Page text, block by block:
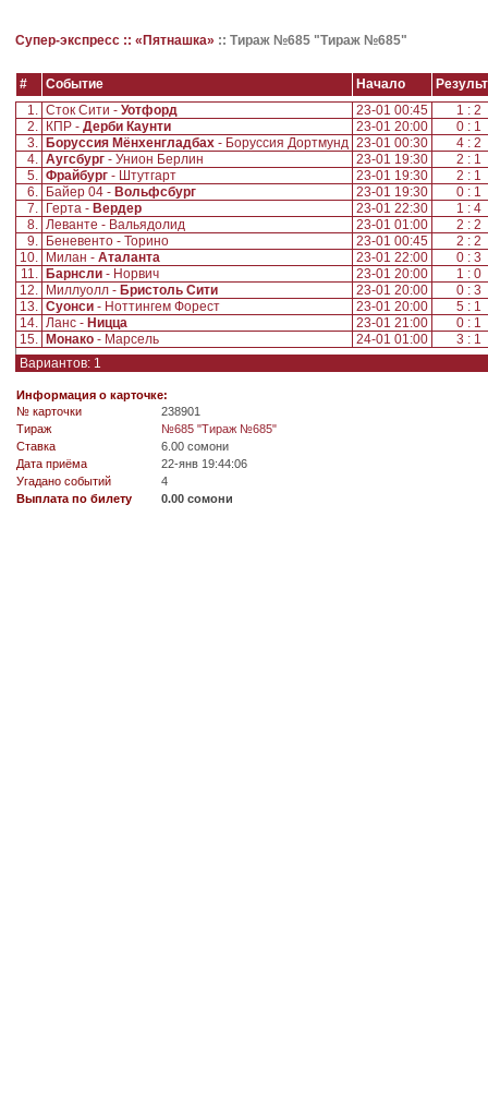
Супер-экспресс :: «Пятнашка» :: Тираж №685 "Тираж №685"
# Событие Начало
1. Сток Сити - Уотфорд 23-01 00:45
1 : 2
2.
КПР - Дерби Каунти 23-01 20:00
0 : 1
3.
Боруссия Мёнхенгладбах - Боруссия Дортмунд 23-01 00:30
4 : 2
4. Аугсбург - Унион Берлин 23-01 19:30
2 : 1
5. Фрайбург - Штутгарт 23-01 19:30
2 : 1
6.
Байер 04 - Вольфсбург 23-01 19:30
0 : 1
7.
Герта - Вердер 23-01 22:30
1 : 4
8. Леванте - Вальядолид 23-01 01:00
2 : 2
9.
Беневенто - Торино 23-01 00:45
2 : 2
10.
Милан - Аталанта 23-01 22:00
0 : 3
11.
Барнсли - Норвич 23-01 20:00
1 : 0
12.
Миллуолл - Бристоль Сити 23-01 20:00
0 : 3
13. Суонси - Ноттингем Форест 23-01 20:00
5 : 1
14. Ланс - Ницца 23-01 21:00
0 : 1
15.
Монако - Марсель 24-01 01:00
3 : 1
Вариантов: 1
Информация о карточке:
№ карточки
238901
Tираж
№685 "Тираж №685"
Ставка
6.00 сомони
Дата приёма
22-янв 19:44:06
Угадано событий
4
Выплата по билету
0.00 сомони